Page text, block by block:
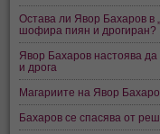
Остава ли Явор Бахаров в
шофира пиян и дрогиран?
Явор Бахаров настоява
и дрога
Магариите на Явор
Бахаров се спасява от